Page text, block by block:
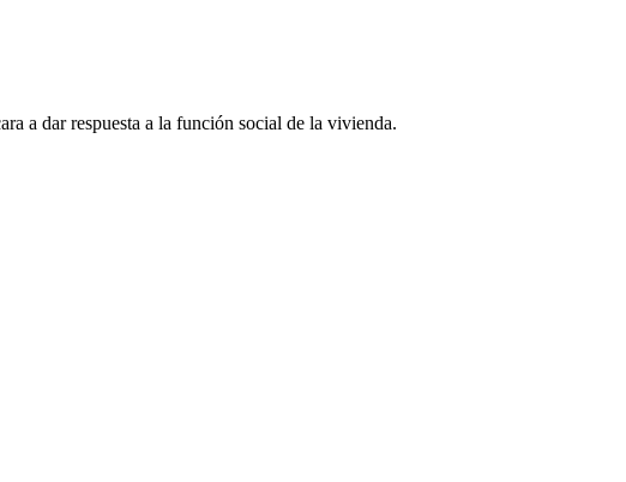
a dar respuesta a la función social de la vivienda.